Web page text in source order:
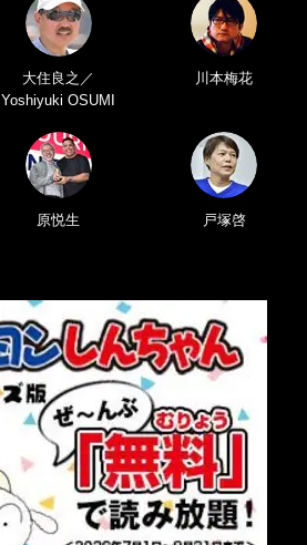
大住良之／
Yoshiyuki OSUMI
川本梅花
原悦生 戸塚啓